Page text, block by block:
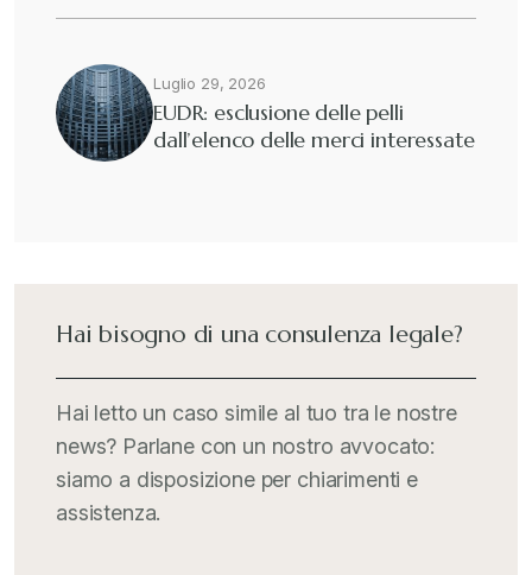
Luglio 29, 2026
EUDR: esclusione delle pelli
dall’elenco delle merci interessate
Hai bisogno di una consulenza legale?
Hai letto un caso simile al tuo tra le nostre
news? Parlane con un nostro avvocato:
siamo a disposizione per chiarimenti e
assistenza.